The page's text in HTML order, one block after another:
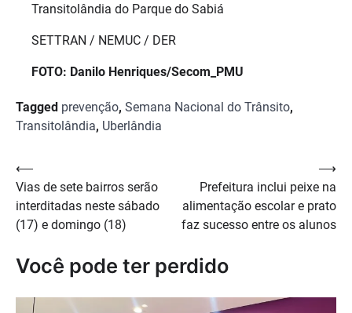
Transitolândia do Parque do Sabiá
SETTRAN / NEMUC / DER
FOTO: Danilo Henriques/Secom_PMU
Tagged prevenção, Semana Nacional do Trânsito,
Transitolândia, Uberlândia
Navegação
de
Post
⟵
Vias de sete bairros serão
interditadas neste sábado
(17) e domingo (18)
Prefeitura inclui peixe na
alimentação escolar e prato
faz sucesso entre os alunos
⟶
Você pode ter perdido